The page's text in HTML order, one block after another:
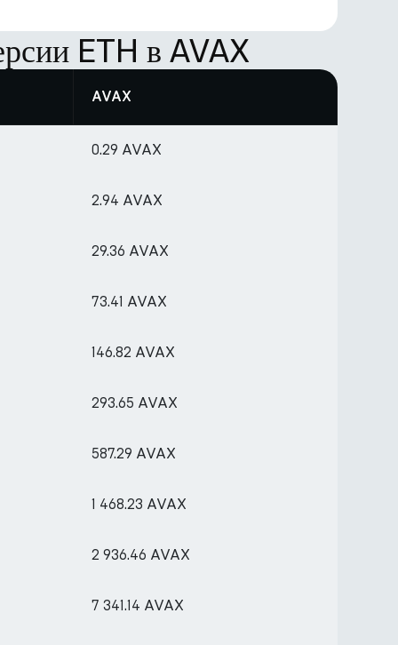
ETH в AVAX
AVAX
0.29 AVAX
2.94 AVAX
29.36 AVAX
73.41 AVAX
146.82 AVAX
293.65 AVAX
587.29 AVAX
1 468.23 AVAX
2 936.46 AVAX
7 341.14 AVAX